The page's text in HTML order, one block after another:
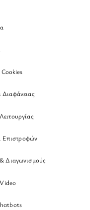
Διαγωνισμούς